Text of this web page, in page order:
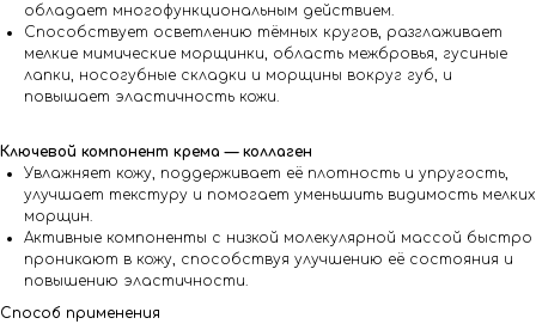
обладает многофункциональным действием.
Способствует осветлению тёмных кругов, разглаживает
мелкие мимические морщинки, область межбровья, гусиные
лапки, носогубные складки и морщины вокруг губ, и
повышает эластичность кожи.
Ключевой компонент крема — коллаген
Увлажняет кожу, поддерживает её плотность и упругость,
улучшает текстуру и помогает уменьшить видимость мелких
морщин.
Активные компоненты с низкой молекулярной массой быстро
проникают в кожу, способствуя улучшению её состояния и
повышению эластичности.
Способ применения